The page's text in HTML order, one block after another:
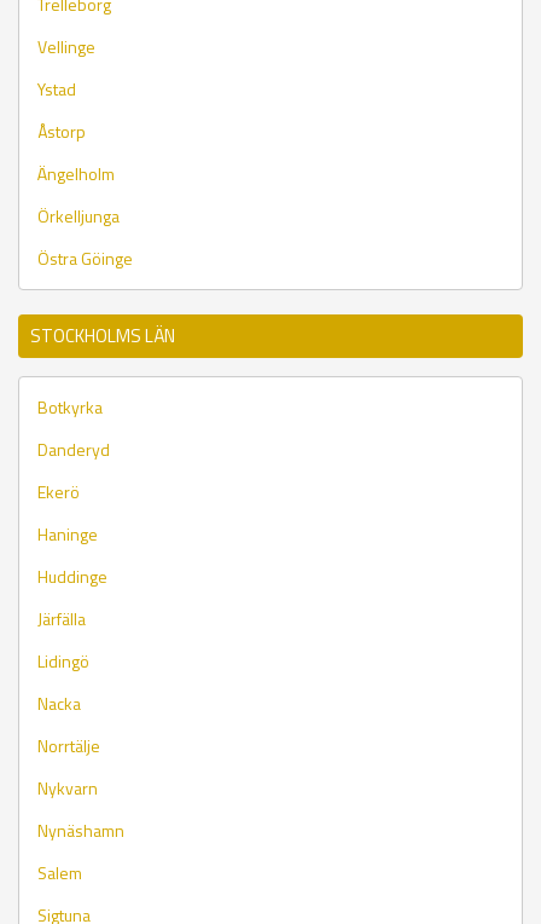
Vellinge
Ystad
Åstorp
Ängelholm
Örkelljunga
Östra Göinge
STOCKHOLMS LÄN
Botkyrka
Danderyd
Ekerö
Haninge
Huddinge
Järfälla
Lidingö
Nacka
Norrtälje
Nykvarn
Nynäshamn
Salem
Sigtuna